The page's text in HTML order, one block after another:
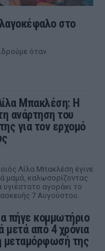
στο
όταν
Μπακλέση: Η
ανάρτηση του
για τον ερχομό
Λίλα Μπακλέση έγινε
μαμά, καλωσορίζοντας
υγιέστατο αγοράκι το
7 Αυγούστου.
πήγε κομμωτήριο
από 4 χρόνια
μεταμόρφωσή της